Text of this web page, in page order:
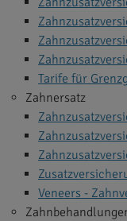
Tarife für
Zahnersatz
Veneers -